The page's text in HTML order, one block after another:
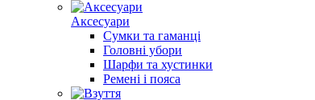
Аксесуари
Сумки та гаманці
Головні убори
Шарфи та хустинки
Ремені і пояса